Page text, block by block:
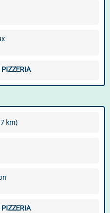
PIZZERIA
km)
PIZZERIA